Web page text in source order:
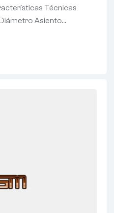
Técnicas
Asiento…